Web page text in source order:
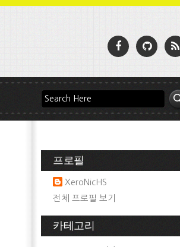
프로필
XeroNicHS
전체 프로필 보기
카테고리